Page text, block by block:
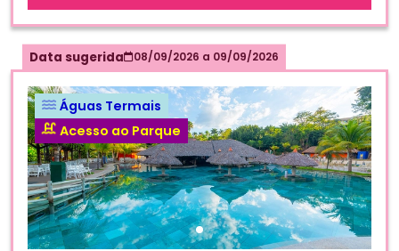
Data sugerida 08/09/2026 a 09/09/2026
Águas Termais
Acesso ao Parque